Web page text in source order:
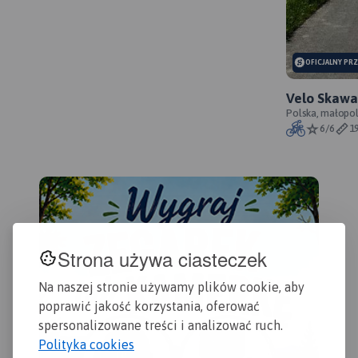
Strona używa ciasteczek
Na naszej stronie używamy plików cookie, aby
poprawić jakość korzystania, oferować
spersonalizowane treści i analizować ruch.
Polityka cookies
OFICJALNY
Velo
przebieg
Polska,
6/6